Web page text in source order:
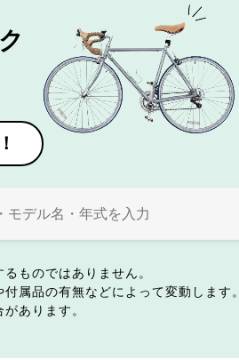
ものではありません。
属品の有無などによって変動します。
あります。